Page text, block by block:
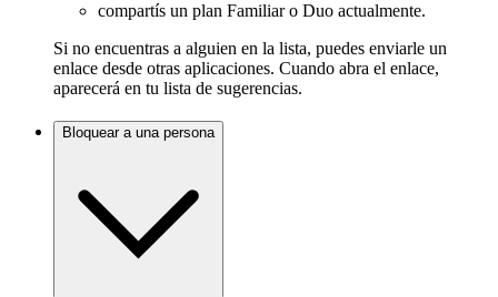
compartís un plan Familiar o Duo actualmente.
Si no encuentras a alguien en la lista, puedes enviarle un
enlace desde otras aplicaciones. Cuando abra el enlace,
aparecerá en tu lista de sugerencias.
Bloquear a una persona